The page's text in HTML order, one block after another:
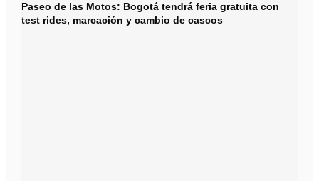
Paseo de las Motos: Bogotá tendrá feria gratuita con
test rides, marcación y cambio de cascos